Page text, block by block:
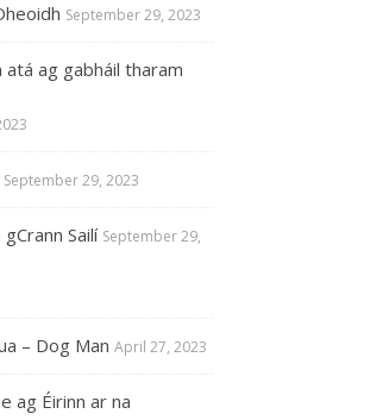
September 29, 2023
atá ag gabháil tharam
September 29, 2023
Sailí September 29,
– Dog Man April 27, 2023
ag Éirinn ar na